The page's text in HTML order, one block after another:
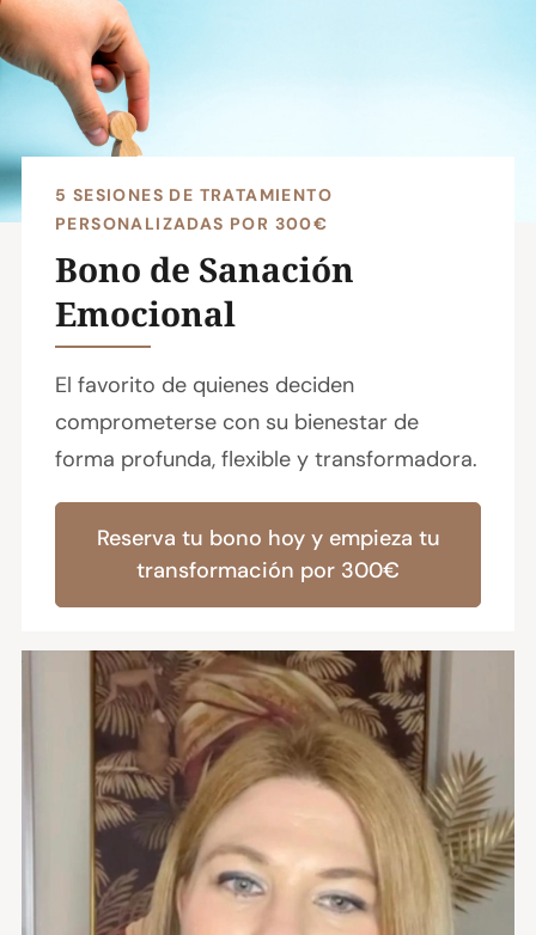
5 SESIONES DE TRATAMIENTO
PERSONALIZADAS POR 300€
Bono de Sanación
Emocional
El favorito de quienes deciden
comprometerse con su bienestar de
forma profunda, flexible y transformadora.
Reserva tu bono hoy y empieza tu
transformación por 300€